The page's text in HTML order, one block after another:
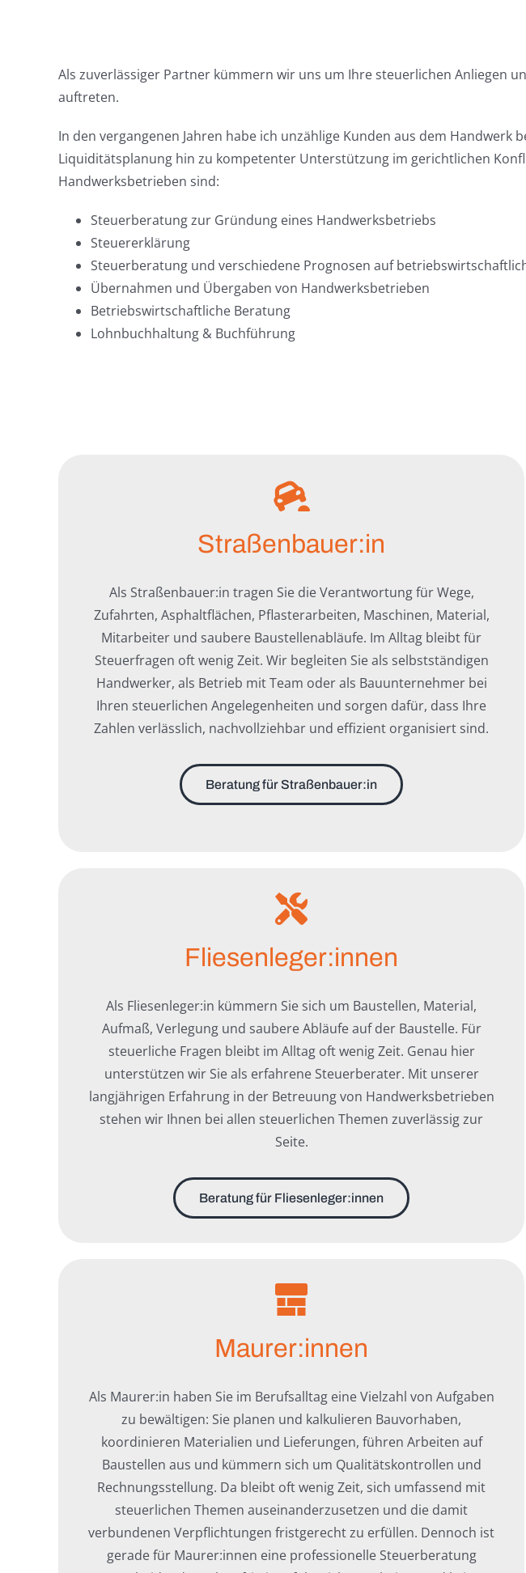
Als zuverlässiger Partner kümmern wir uns um Ihre steuerlichen Anliegen
auftreten.
In den vergangenen Jahren habe ich unzählige Kunden aus dem
Liquiditätsplanung hin zu kompetenter Unterstützung im gerichtlichen
Handwerksbetrieben sind:
Steuerberatung zur Gründung eines Handwerksbetriebs
Steuererklärung
Steuerberatung und verschiedene Prognosen auf
Übernahmen und Übergaben von Handwerksbetrieben
Betriebswirtschaftliche Beratung
Lohnbuchhaltung & Buchführung
Straßenbauer:in
Als Straßenbauer:in tragen Sie die Verantwortung für Wege,
Zufahrten, Asphaltflächen, Pflasterarbeiten, Maschinen, Material,
Mitarbeiter und saubere Baustellenabläufe. Im Alltag bleibt für
Steuerfragen oft wenig Zeit. Wir begleiten Sie als selbstständigen
Handwerker, als Betrieb mit Team oder als Bauunternehmer bei
Ihren steuerlichen Angelegenheiten und sorgen dafür, dass Ihre
Zahlen verlässlich, nachvollziehbar und effizient organisiert sind.
Beratung für Straßenbauer:in
Fliesenleger:innen
Als Fliesenleger:in kümmern Sie sich um Baustellen, Material,
Aufmaß, Verlegung und saubere Abläufe auf der Baustelle. Für
steuerliche Fragen bleibt im Alltag oft wenig Zeit. Genau hier
unterstützen wir Sie als erfahrene Steuerberater. Mit unserer
langjährigen Erfahrung in der Betreuung von Handwerksbetrieben
stehen wir Ihnen bei allen steuerlichen Themen zuverlässig zur
Seite.
Beratung für Fliesenleger:innen
Maurer:innen
Als Maurer:in haben Sie im Berufsalltag eine Vielzahl von Aufgaben
zu bewältigen: Sie planen und kalkulieren Bauvorhaben,
koordinieren Materialien und Lieferungen, führen Arbeiten auf
Baustellen aus und kümmern sich um Qualitätskontrollen und
Rechnungsstellung. Da bleibt oft wenig Zeit, sich umfassend mit
steuerlichen Themen auseinanderzusetzen und die damit
verbundenen Verpflichtungen fristgerecht zu erfüllen. Dennoch ist
gerade für Maurer:innen eine professionelle Steuerberatung